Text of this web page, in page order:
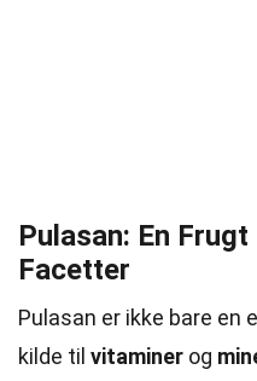
Pulasan: En
Facetter
Pulasan er ikke bare en
kilde til vitaminer og